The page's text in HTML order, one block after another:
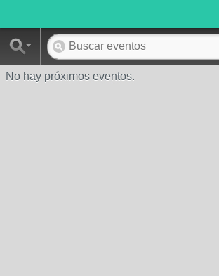
No hay próximos eventos.